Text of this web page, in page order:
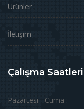
Ürünler
İletişim
Çalışma
Pazartesi - Cuma :